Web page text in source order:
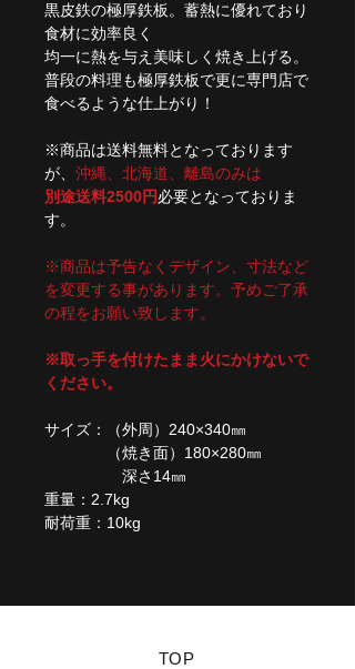
黒皮鉄の極厚鉄板。蓄熱に優れており
食材に効率良く
均一に熱を与え美味しく焼き上げる。
普段の料理も極厚鉄板で更に専門店で
食べるような仕上がり！
※商品は送料無料となっております
が、 沖縄、北海道、離島のみは
別途送料2500円必要となっておりま
す。
※商品は予告なくデザイン、寸法など
を変更する事があります。予めご了承
の程をお願い致します。
※取っ手を付けたまま火にかけないで
ください。
サイズ：（外周）240×340㎜
（焼き面）180×280㎜
深さ14㎜
重量：2.7kg
耐荷重：10kg
​TOP